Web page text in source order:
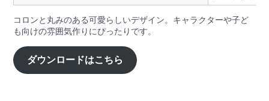
コロンと丸みのある可愛らしいデザイン。キャラクターや子ど
も向けの雰囲気作りにぴったりです。
ダウンロードはこちら